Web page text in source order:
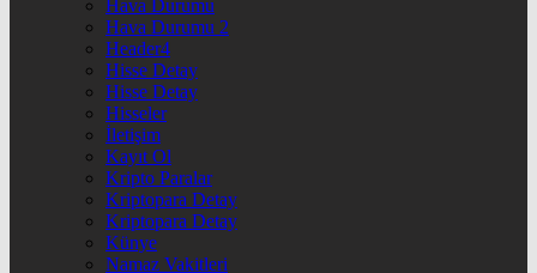
Hava Durumu
Hava Durumu 2
Header4
Hisse Detay
Hisse Detay
Hisseler
İletişim
Kayıt Ol
Kripto Paralar
Kriptopara Detay
Kriptopara Detay
Künye
Namaz Vakitleri